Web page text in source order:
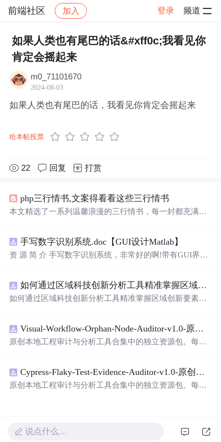
前端社区 加入 登录 频道
社区 前端社区 感慨 帖子详情
如果人类也有尾巴的话&#xff0c;我看见你
肯定会摇起来
m0_71101670
2024-08-03
如果人类也有尾巴的话，我看见你肯定会摇起来
给本帖投票
22 回复 打赏
php三行情书,文案得看看这些三行情书
本文精选了一系列温馨浪漫的三行情书，每一封都充满了
手写数字识别系统.doc【GUI设计Matlab】
资 源 简 介 手写数字识别系统，非常好的啊!带有GUI界
带有直观的图形用户界面（GUI），非常容易使用。你只
需要将手写数字输入系统，它将立即给出准确的识别结
是一个非常方便和实用的工具，你一定会喜欢它的！
如何通过区域科技创新分析工具精准掌握区域创新要素分布与产业链融合现状？.docx
如何通过区域科技创新分析工具精准掌握区域创新要素分
Visual-Workflow-Orphan-Node-Auditor-v1.0-原创源码与文档.zip
原创本地工程审计与分析工具合集中的独立资源包。每个
README、运行说明、功能清单、MIT License及原创与授
权声明。解压后进入project目录，执行npm test验证算法，
Cypress-Flaky-Test-Evidence-Auditor-v1.0-原创源码与文档.zip
原创本地工程审计与分析工具合集中的独立资源包。每个
权声明。解压后进入project目录，执行npm test验证算法，
执行npm run report生成报告，也可通过本地静态服务器打
说点什么…